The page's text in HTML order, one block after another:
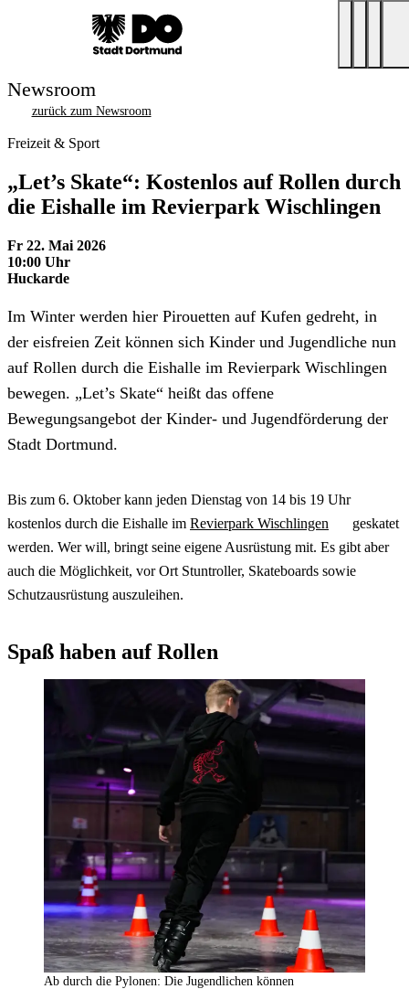
Newsroom
zurück zum Newsroom
Freizeit & Sport
„Let’s Skate“: Kostenlos auf Rollen durch
die Eishalle im Revierpark Wischlingen
Fr 22. Mai 2026
10:00 Uhr
Huckarde
Im Winter werden hier Pirouetten auf Kufen gedreht, in
der eisfreien Zeit können sich Kinder und Jugendliche nun
auf Rollen durch die Eishalle im Revierpark Wischlingen
bewegen. „Let’s Skate“ heißt das offene
Bewegungsangebot der Kinder- und Jugendförderung der
Stadt Dortmund.
Bis zum 6. Oktober kann jeden Dienstag von 14 bis 19 Uhr
kostenlos durch die Eishalle im Revierpark Wischlingen
geskatet
werden. Wer will, bringt seine eigene Ausrüstung mit. Es gibt aber
auch die Möglichkeit, vor Ort Stuntroller, Skateboards sowie
Schutzausrüstung auszuleihen.
Spaß haben auf Rollen
Ab durch die Pylonen: Die Jugendlichen können